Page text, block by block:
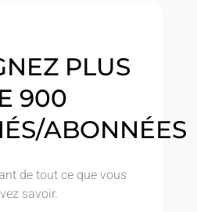
PLUS
900
ABONNÉES
de tout ce que vous
savoir.